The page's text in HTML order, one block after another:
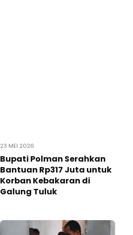
23 MEI 2026
Bupati Polman Serahkan
Bantuan Rp317 Juta untuk
Korban Kebakaran di
Galung Tuluk